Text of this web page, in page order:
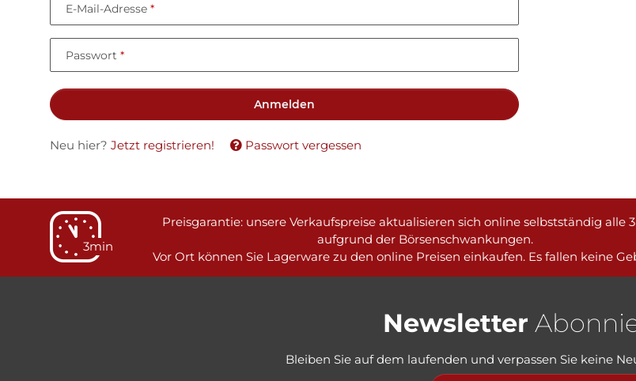
E-Mail-Adresse
Passwort
Anmelden
Neu hier? Jetzt registrieren! Passwort vergessen
3min
Preisgarantie: unsere Verkaufspreise aktualisieren sich online selbstständig alle
aufgrund der Börsenschwankungen.
Vor Ort können Sie Lagerware zu den online Preisen einkaufen. Es fallen keine
Newsletter
Bleiben Sie auf dem laufenden und verpassen Sie keine